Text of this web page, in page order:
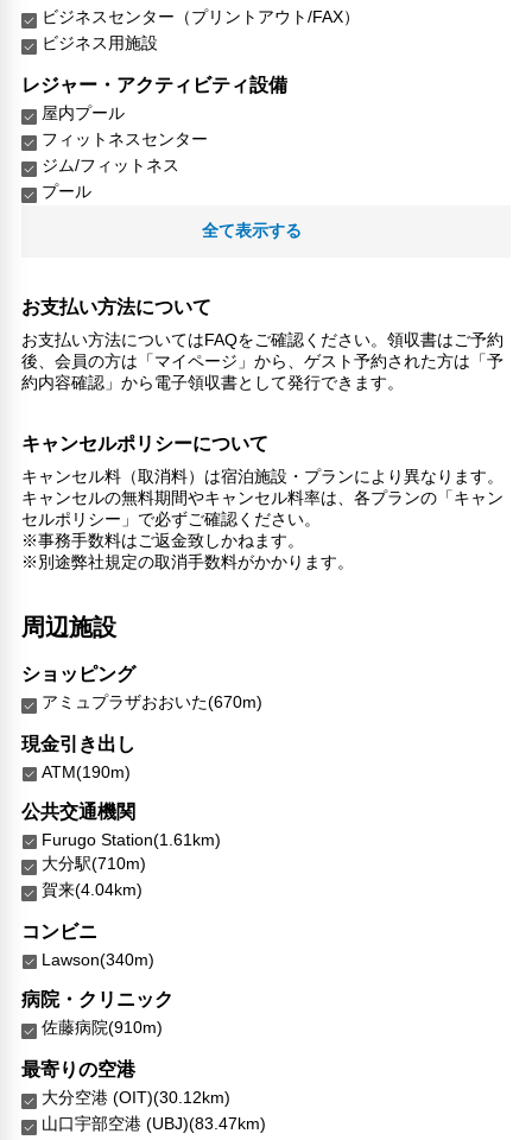
ビジネスセンター（プリントアウト/FAX）
ビジネス用施設
レジャー・アクティビティ設備
屋内プール
フィットネスセンター
ジム/フィットネス
プール
スチームルーム
喫煙所
スパ/サウナ
ファミリールーム
こだわりの設備
ショップ
ガーデン
荷物預かりサービス
館内ショップ
エレベーター
ランドリーサービス
バリアフリー対応
バリアフリー設備
対応言語
英語
日本語
その他サービス
24時間フロント対応
ドライクリーニング
レンタカー
自動販売機
セーフティボックス（フロント）
全て表示する
お支払い方法について
お支払い方法についてはFAQをご確認ください。領収書はご予約
後、会員の方は「マイページ」から、ゲスト予約された方は「予
約内容確認」から電子領収書として発行できます。
キャンセルポリシーについて
キャンセル料（取消料）は宿泊施設・プランにより異なります。
キャンセルの無料期間やキャンセル料率は、各プランの「キャン
セルポリシー」で必ずご確認ください。
※事務手数料はご返金致しかねます。
※別途弊社規定の取消手数料がかかります。
周辺施設
ショッピング
アミュプラザおおいた(670m)
現金引き出し
ATM(190m)
公共交通機関
Furugo Station(1.61km)
大分駅(710m)
賀来(4.04km)
コンビニ
Lawson(340m)
病院・クリニック
佐藤病院(910m)
最寄りの空港
大分空港 (OIT)(30.12km)
山口宇部空港 (UBJ)(83.47km)